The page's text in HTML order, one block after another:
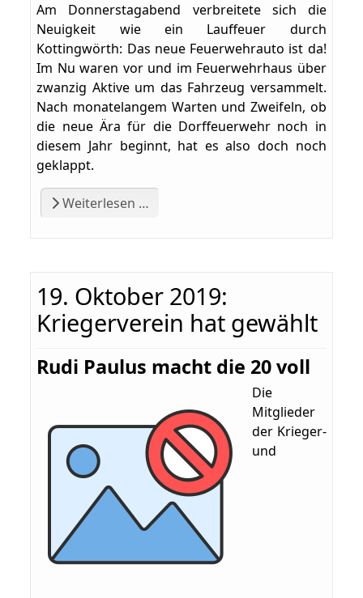
Am Donnerstagabend verbreitete sich die
Neuigkeit wie ein Lauffeuer durch
Kottingwörth: Das neue Feuerwehrauto ist da!
Im Nu waren vor und im Feuerwehrhaus über
zwanzig Aktive um das Fahrzeug versammelt.
Nach monatelangem Warten und Zweifeln, ob
die neue Ära für die Dorffeuerwehr noch in
diesem Jahr beginnt, hat es also doch noch
geklappt.
Weiterlesen …
19. Oktober 2019:
Kriegerverein hat gewählt
Rudi Paulus macht die 20 voll
Die
Mitglieder
der Krieger-
und